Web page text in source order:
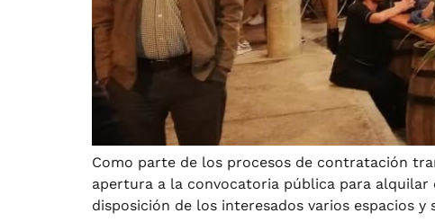
Como parte de los procesos de contratación
apertura a la convocatoria pública para alquilar
disposición de los interesados varios espacios y